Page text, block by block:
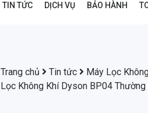
TIN TỨC DỊCH VỤ BẢO HÀNH
Trang chủ Tin tức Máy Lọc
Lọc Không Khí Dyson BP04 Thường